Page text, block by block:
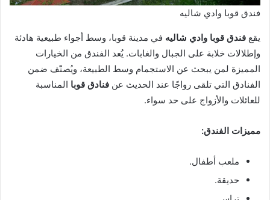
فندق قوبا وادي شاليه
يقع فندق قوبا وادي شاليه في مدينة قوبا، وسط أجواء طبيعية هادئة
وإطلالات خلابة على الجبال والغابات. يُعد الفندق من الخيارات
المميزة لمن يبحث عن الاستجمام وسط الطبيعة، ويُصنّف ضمن
الفنادق التي تلقى رواجًا عند الحديث عن فنادق قوبا المناسبة
للعائلات والأزواج على حد سواء.
مميزات الفندق:
ملعب أطفال.
حديقة.